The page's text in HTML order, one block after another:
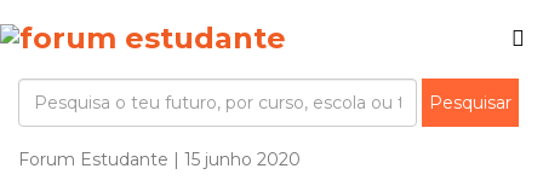
Forum Estudante | 15 junho 2020